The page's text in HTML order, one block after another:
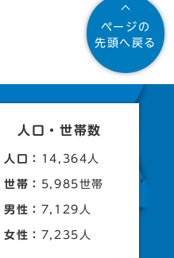
ページの
先頭へ戻る
人口・世帯数
人口： 14,364人
世帯： 5,985世帯
男性： 7,129人
女性： 7,235人